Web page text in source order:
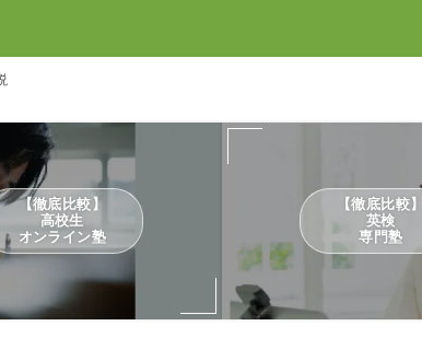
【徹底比較】
高校生
オンライン塾
【徹底比較】
英検
専門塾